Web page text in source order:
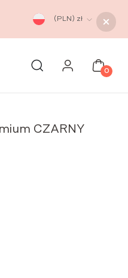
(PLN) zł
0
CZARNY